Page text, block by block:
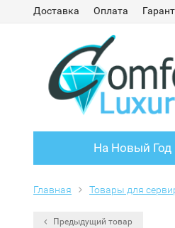
Доставка Оплата
На Новый Год
Главная Товары для
Предыдущий товар